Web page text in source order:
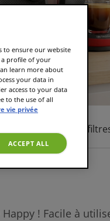
Tous les
! Facile à
to ensure our website
profile of your
learn more about
your data in
access to your data
to the use of all
vie privée
ACCEPT ALL